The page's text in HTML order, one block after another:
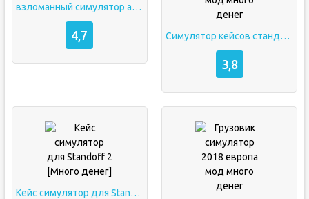
взломанный симулятор автомобиля 2
4,7 Симулятор кейсов стандофф 2 мод много денег
3,8
Кейс симулятор для Standoff 2 [Много денег]